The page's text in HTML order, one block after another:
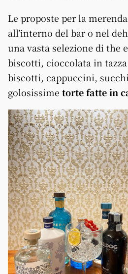
Le proposte per la
all’interno del bar o nel
una vasta selezione di the
biscotti, cioccolata in
biscotti, cappuccini,
golosissime torte fatte in